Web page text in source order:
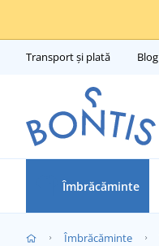
Transport și plată Blog
Îmbrăcăminte
Îmbrăcăminte